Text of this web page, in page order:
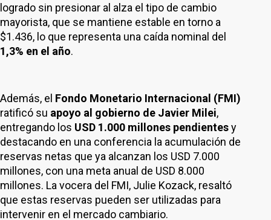
logrado sin presionar al alza el tipo de cambio
mayorista, que se mantiene estable en torno a
$1.436, lo que representa una caída nominal del
1,3% en el año.
Además, el Fondo Monetario Internacional (FMI)
ratificó su apoyo al gobierno de Javier Milei,
entregando los USD 1.000 millones pendientesy
destacando en una conferencia la acumulación de
reservas netas que ya alcanzan los USD 7.000
millones, con una meta anual de USD 8.000
millones. La vocera del FMI, Julie Kozack, resaltó
que estas reservas pueden ser utilizadas para
intervenir en el mercado cambiario.